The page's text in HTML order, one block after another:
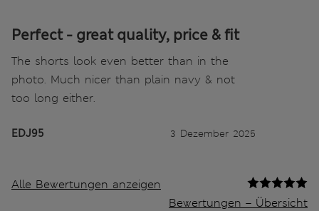
Perfect - great quality, price & fit
The shorts look even better than in the
photo. Much nicer than plain navy & not
too long either.
EDJ95 3 Dezember 2025
Alle Bewertungen anzeigen
Bewertungen – Übersicht